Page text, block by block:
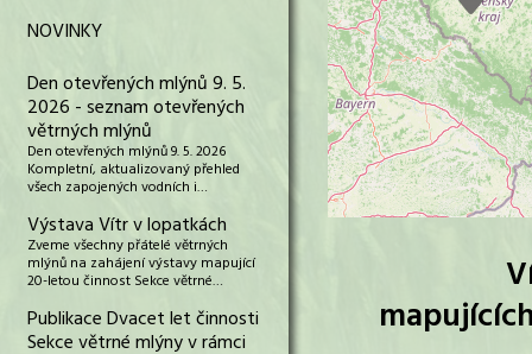
NOVINKY
Den otevřených mlýnů 9. 5.
2026 - seznam otevřených
větrných mlýnů
Den otevřených mlýnů 9. 5. 2026
Kompletní, aktualizovaný přehled
všech zapojených vodních i…
Výstava Vítr v lopatkách
Zveme všechny přátelé větrných
mlýnů na zahájení výstavy mapující
20-letou činnost Sekce větrné…
Publikace Dvacet let činnosti
Sekce větrné mlýny v rámci